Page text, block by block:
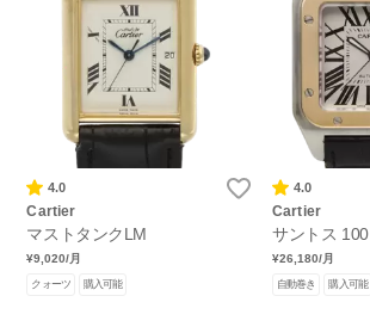
4.0
Cartier
マストタンクLM
¥9,020/月
クォーツ 購入可能
4.0
Cartier
サントス 100
¥26,180/月
自動巻き 購入可能